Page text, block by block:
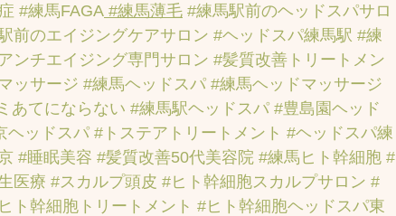
#練馬FAGA #練馬薄毛 #練馬駅前のヘッドスパサロ
前のエイジングケアサロン #ヘッドスパ練馬駅 #練
ンチエイジング専門サロン #髪質改善トリートメン
ッサージ #練馬ヘッドスパ #練馬ヘッドマッサージ
あてにならない #練馬駅ヘッドスパ #豊島園ヘッド
ヘッドスパ #トステアトリートメント #ヘッドスパ練
#睡眠美容 #髪質改善50代美容院 #練馬ヒト幹細胞 #
医療 #スカルプ頭皮 #ヒト幹細胞スカルプサロン #
ト幹細胞トリートメント #ヒト幹細胞ヘッドスパ東